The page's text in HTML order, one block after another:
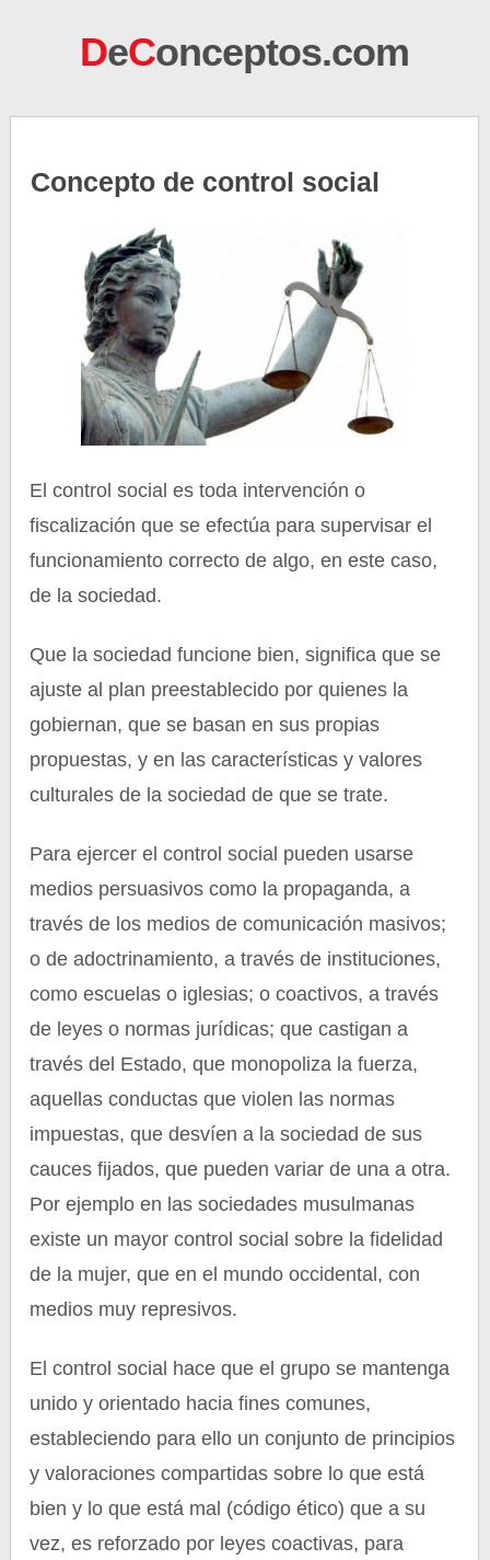
DeConceptos.com
Concepto de control social
El control social es toda intervención o
fiscalización que se efectúa para supervisar el
funcionamiento correcto de algo, en este caso,
de la sociedad.
Que la sociedad funcione bien, significa que se
ajuste al plan preestablecido por quienes la
gobiernan, que se basan en sus propias
propuestas, y en las características y valores
culturales de la sociedad de que se trate.
Para ejercer el control social pueden usarse
medios persuasivos como la propaganda, a
través de los medios de comunicación masivos;
o de adoctrinamiento, a través de instituciones,
como escuelas o iglesias; o coactivos, a través
de leyes o normas jurídicas; que castigan a
través del Estado, que monopoliza la fuerza,
aquellas conductas que violen las normas
impuestas, que desvíen a la sociedad de sus
cauces fijados, que pueden variar de una a otra.
Por ejemplo en las sociedades musulmanas
existe un mayor control social sobre la fidelidad
de la mujer, que en el mundo occidental, con
medios muy represivos.
El control social hace que el grupo se mantenga
unido y orientado hacia fines comunes,
estableciendo para ello un conjunto de principios
y valoraciones compartidas sobre lo que está
bien y lo que está mal (código ético) que a su
vez, es reforzado por leyes coactivas, para